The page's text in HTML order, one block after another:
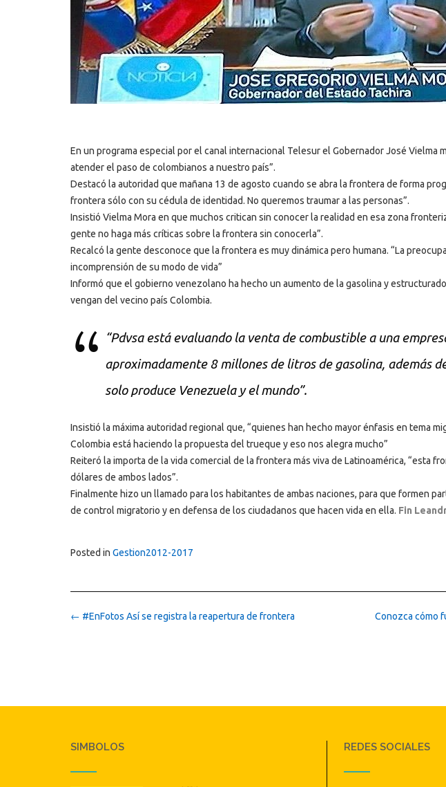
En un programa especial por el canal internacional Telesur el Gobernador José Vielma
atender el paso de colombianos a nuestro país”.
Destacó la autoridad que mañana 13 de agosto cuando se abra la frontera de forma
frontera sólo con su cédula de identidad. No queremos traumar a las personas”.
Insistió Vielma Mora en que muchos critican sin conocer la realidad en esa zona
gente no haga más críticas sobre la frontera sin conocerla”.
Recalcó la gente desconoce que la frontera es muy dinámica pero humana. “La
incomprensión de su modo de vida”
Informó que el gobierno venezolano ha hecho un aumento de la gasolina y
vengan del vecino país Colombia.
“Pdvsa está evaluando la venta de combustible a una
aproximadamente 8 millones de litros de gasolina, además
solo produce Venezuela y el mundo”.
Insistió la máxima autoridad regional que, “quienes han hecho mayor énfasis en tema
Colombia está haciendo la propuesta del trueque y eso nos alegra mucho”
Reiteró la importa de la vida comercial de la frontera más viva de Latinoamérica, “esta
dólares de ambos lados”.
Finalmente hizo un llamado para los habitantes de ambas naciones, para que formen
de control migratorio y en defensa de los ciudadanos que hacen vida en ella. Fin
Posted in Gestion2012-2017
Post
Conozca cómo
← #EnFotos Así se registra la reapertura de frontera
SIMBOLOS REDES SOCIALES